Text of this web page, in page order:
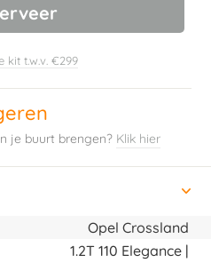
kit t.w.v. €299
je buurt brengen? Klik hier
Opel Crossland
1.2T 110 Elegance |